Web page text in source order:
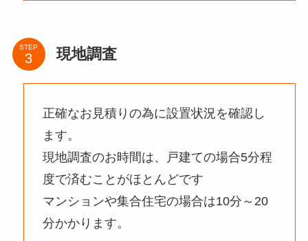
STEP 現地調査
正確なお見積りの為に設置状況を確認し
ます。
現地調査のお時間は、戸建ての場合5分程
度で済むことがほとんどです
マンションや集合住宅の場合は10分～20
分かかります。